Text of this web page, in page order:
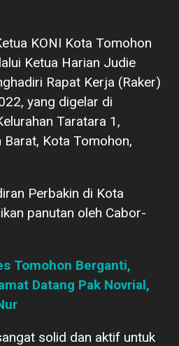
KONI Kota Tomohon
Ketua Harian Judie
Rapat Kerja (Raker)
yang digelar di
Taratara 1,
Kota Tomohon,
Perbakin di Kota
panutan oleh Cabor-
Tomohon Berganti,
Datang Pak Novrial,
solid dan aktif untuk